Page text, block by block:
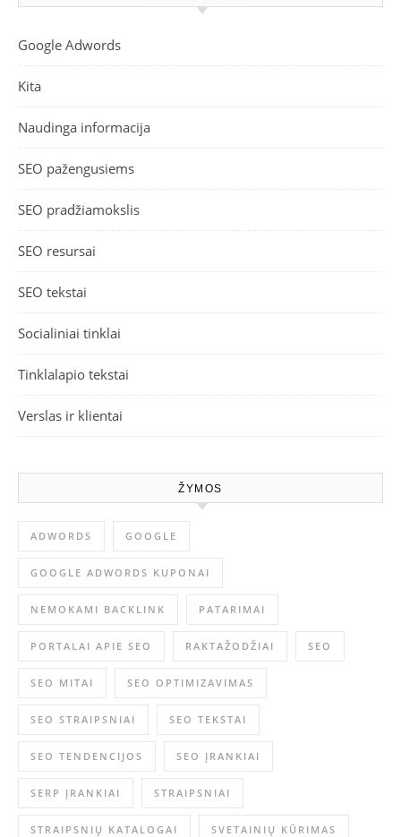
Google Adwords
Kita
Naudinga informacija
SEO pažengusiems
SEO pradžiamokslis
SEO resursai
SEO tekstai
Socialiniai tinklai
Tinklalapio tekstai
Verslas ir klientai
ŽYMOS
ADWORDS GOOGLE
GOOGLE ADWORDS KUPONAI
NEMOKAMI BACKLINK PATARIMAI
PORTALAI APIE SEO RAKTAŽODŽIAI SEO
SEO MITAI SEO OPTIMIZAVIMAS
SEO STRAIPSNIAI SEO TEKSTAI
SEO TENDENCIJOS SEO ĮRANKIAI
SERP ĮRANKIAI STRAIPSNIAI
STRAIPSNIŲ KATALOGAI SVETAINIŲ KŪRIMAS